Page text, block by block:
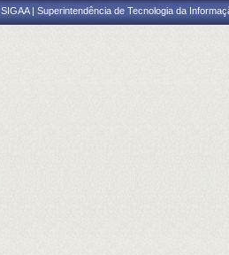
SIGAA | Superintendência de Tecnologia da